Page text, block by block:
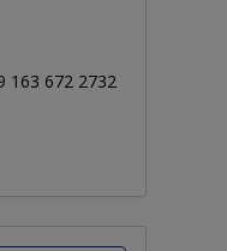
163 672 2732